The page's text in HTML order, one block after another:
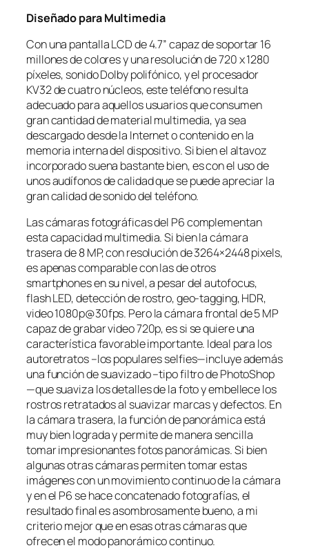
Diseñado para Multimedia
Con una pantalla LCD de 4.7” capaz de soportar 16
millones de colores y una resolución de 720 x 1280
píxeles, sonido Dolby polifónico, y el procesador
KV32 de cuatro núcleos, este teléfono resulta
adecuado para aquellos usuarios que consumen
gran cantidad de material multimedia, ya sea
descargado desde la Internet o contenido en la
memoria interna del dispositivo. Si bien el altavoz
incorporado suena bastante bien, es con el uso de
unos audífonos de calidad que se puede apreciar la
gran calidad de sonido del teléfono.
Las cámaras fotográficas del P6 complementan
esta capacidad multimedia. Si bien la cámara
trasera de 8 MP, con resolución de 3264×2448 pixels,
es apenas comparable con las de otros
smartphones en su nivel, a pesar del autofocus,
flash LED, detección de rostro, geo-tagging, HDR,
video 1080p@30fps. Pero la cámara frontal de 5 MP
capaz de grabar video 720p, es si se quiere una
característica favorable importante. Ideal para los
autoretratos –los populares selfies—incluye además
una función de suavizado –tipo filtro de PhotoShop
—que suaviza los detalles de la foto y embellece los
rostros retratados al suavizar marcas y defectos. En
la cámara trasera, la función de panorámica está
muy bien lograda y permite de manera sencilla
tomar impresionantes fotos panorámicas. Si bien
algunas otras cámaras permiten tomar estas
imágenes con un movimiento continuo de la cámara
y en el P6 se hace concatenado fotografías, el
resultado final es asombrosamente bueno, a mi
criterio mejor que en esas otras cámaras que
ofrecen el modo panorámico continuo.